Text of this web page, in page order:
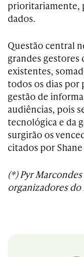
prioritariamente,
dados.
Questão central
grandes gestores
existentes,
todos os dias por
gestão de
audiências, pois
tecnológica e da
surgirão os
citados por
(*) Pyr
organizadores do